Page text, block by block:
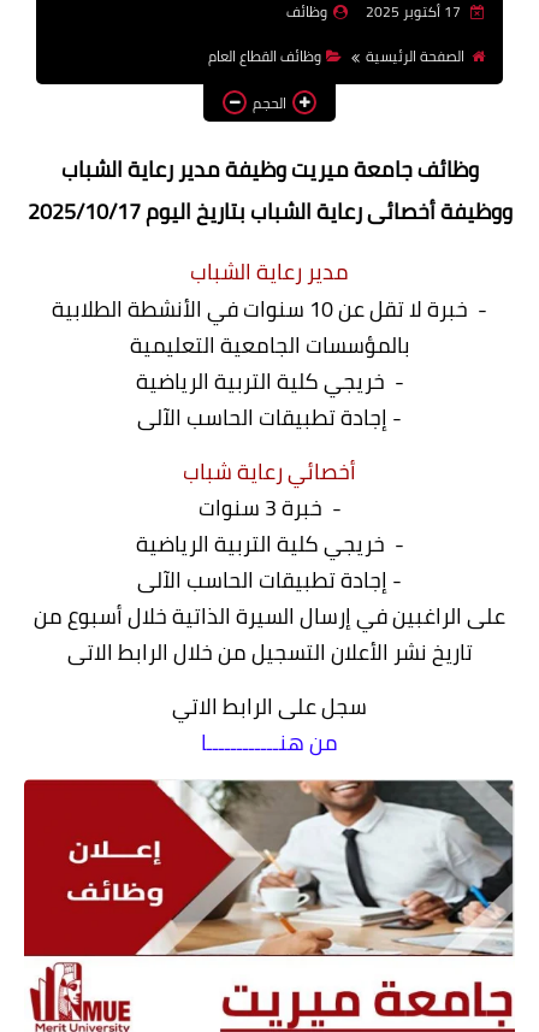
بالجامعات والمعاهد
اخبار
وظائف
الصفحة الرئيسية
وظائف القطاع العام
الحجم
وظائف جامعة ميريت وظيفة مدير رعاية الشباب
ووظيفة أخصائى رعاية الشباب بتاريخ اليوم 2025/10/17
مدير رعاية الشباب
- خبرة لا تقل عن 10 سنوات في الأنشطة الطلابية
بالمؤسسات الجامعية التعليمية
- خريجي كلية التربية الرياضية
- إجادة تطبيقات الحاسب الآلى
أخصائي رعاية شباب
- خبرة 3 سنوات
- خريجي كلية التربية الرياضية
- إجادة تطبيقات الحاسب الآلى
على الراغبين في إرسال السيرة الذاتية خلال أسبوع من
تاريخ نشر الأعلان التسجيل من خلال الرابط الاتى
سجل على الرابط الاتي
من هنــــــــــــا